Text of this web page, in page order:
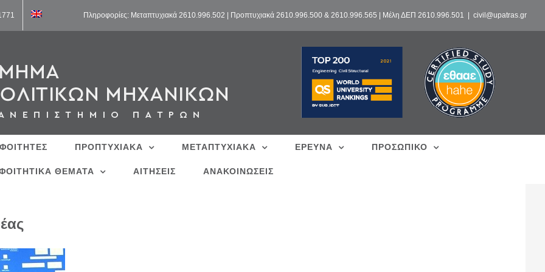
Πληροφορίες: Μεταπτυχιακά 2610.996.502 | Προπτυχιακά 2610.996.500 & 2610.996.565 | Μέλη ΔΕΠ 2610.996.501 civil@upatras.gr
ΠΡΟΠΤΥΧΙΑΚΑ ΜΕΤΑΠΤΥΧΙΑΚΑ ΕΡΕΥΝΑ ΠΡΟΣΩΠΙΚΟ
ΘΕΜΑΤΑ ΑΙΤΗΣΕΙΣ ΑΝΑΚΟΙΝΩΣΕΙΣ